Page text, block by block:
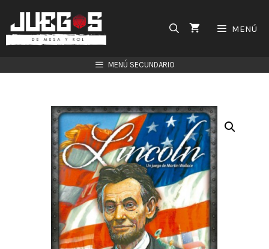
contenido
MENÚ
MENÚ SECUNDARIO